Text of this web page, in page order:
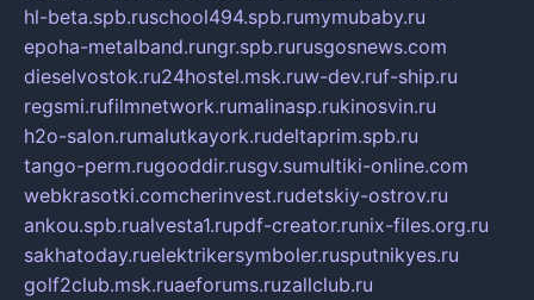
hl-beta.spb.ruschool494.spb.rumymubaby.ru
epoha-metalband.rungr.spb.rurusgosnews.com
dieselvostok.ru24hostel.msk.ruw-dev.ruf-ship.ru
regsmi.rufilmnetwork.rumalinasp.rukinosvin.ru
h2o-salon.rumalutkayork.rudeltaprim.spb.ru
tango-perm.rugooddir.rusgv.sumultiki-online.com
webkrasotki.comcherinvest.rudetskiy-ostrov.ru
ankou.spb.rualvesta1.rupdf-creator.runix-files.org.ru
sakhatoday.ruelektrikersymboler.rusputnikyes.ru
golf2club.msk.ruaeforums.ruzallclub.ru